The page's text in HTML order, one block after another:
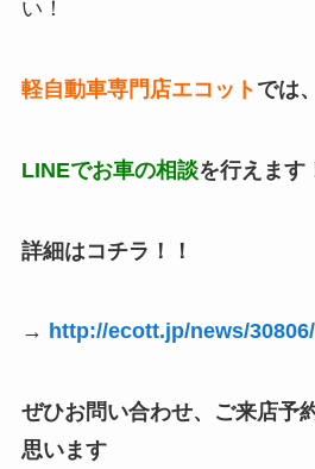
い！
軽自動車専門店エコット では、
LINEでお車の相談を行えます
詳細はコチラ！！
→ http://ecott.jp/news/30806/
ぜひお問い合わせ、ご来店予
思います